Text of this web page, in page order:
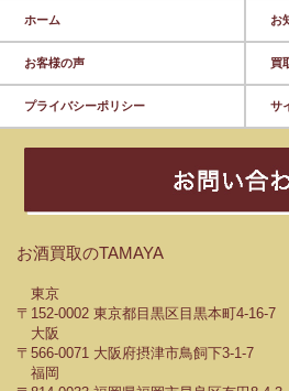
ホーム お
お客様の声 買
プライバシーポリシー サ
お酒買取のTAMAYA
東京
〒152-0002 東京都目黒区目黒本町4-16-7
大阪
〒566-0071 大阪府摂津市鳥飼下3-1-7
福岡